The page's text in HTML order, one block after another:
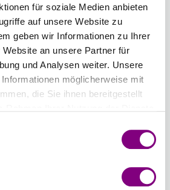
für soziale Medien anbieten
auf unsere Website zu
geben wir Informationen zu Ihrer
an unsere Partner für
und Analysen weiter. Unsere
möglicherweise mit
die Sie ihnen bereitgestellt
-
Preis ab44.92
Sprache der Strickanleitung: Germany
hochwertigem Papier gedruckt
bei.